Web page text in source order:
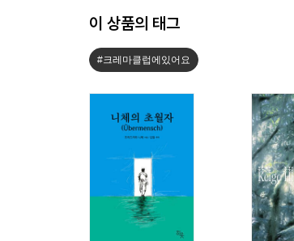
이 상품의 태그
#크레마클럽에있어요